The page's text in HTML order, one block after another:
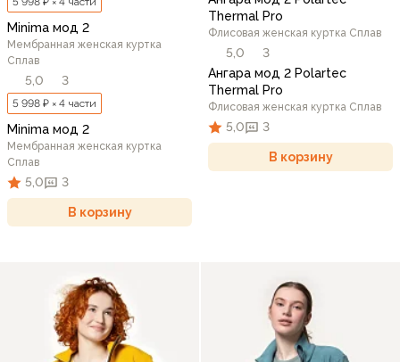
Minima мод 2
Мембранная женская куртка
Сплав
5,0 3
5 998 ₽ × 4 части
Minima мод 2
Мембранная женская куртка
Сплав
5,0 3
В корзину
Thermal Pro
Флисовая женская куртка Сплав
5,0
3
Ангара мод 2 Polartec
Thermal Pro
Флисовая женская куртка Сплав
5,0 3
В корзину